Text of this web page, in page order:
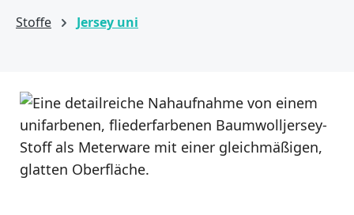
Stoffe Jersey uni
Bildergalerie überspringen